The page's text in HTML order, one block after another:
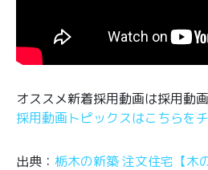
オススメ新着採用動画は採用動
採用動画トピックスはこちらを
出典： 栃木の新築 注文住宅【木